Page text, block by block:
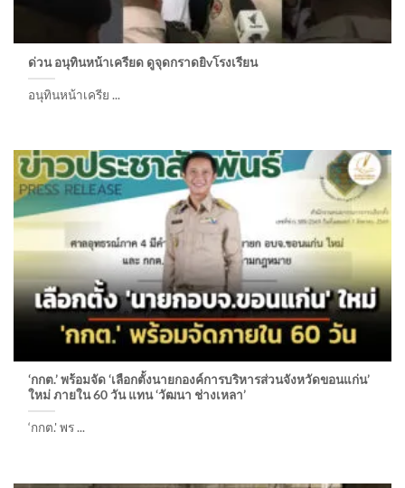
ด่วน อนุทินหน้าเครียด ดูจุดกราดยิvโรงเรียน ​
อนุทินหน้าเครีย ...
‘กกต.’ พร้อมจัด ‘เลือกตั้งนายกองค์การบริหารส่วนจังหวัดขอนแก่น’
ใหม่ ภายใน 60 วัน แทน ‘วัฒนา ช่างเหลา’
‘กกต.' พร ...